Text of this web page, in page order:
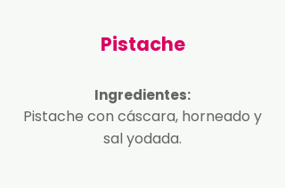
Pistache
Ingredientes:
Pistache con cáscara, horneado y
sal yodada.